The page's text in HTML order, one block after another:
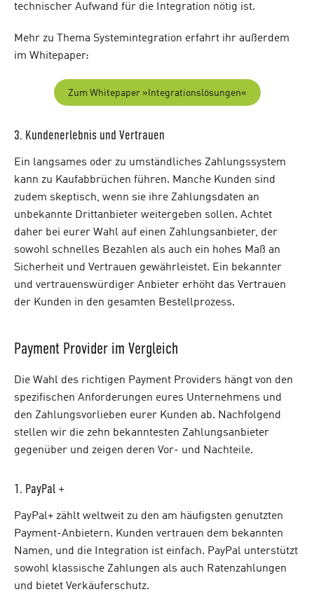
technischer Aufwand für die Integration nötig ist.
Mehr zu Thema Systemintegration erfahrt ihr außerdem
im Whitepaper:
Zum Whitepaper »Integrationslösungen«
3. Kundenerlebnis und Vertrauen
Ein langsames oder zu umständliches Zahlungssystem
kann zu Kaufabbrüchen führen. Manche Kunden sind
zudem skeptisch, wenn sie ihre Zahlungsdaten an
unbekannte Drittanbieter weitergeben sollen. Achtet
daher bei eurer Wahl auf einen Zahlungsanbieter, der
sowohl schnelles Bezahlen als auch ein hohes Maß an
Sicherheit und Vertrauen gewährleistet. Ein bekannter
und vertrauenswürdiger Anbieter erhöht das Vertrauen
der Kunden in den gesamten Bestellprozess.
Payment Provider im Vergleich
Die Wahl des richtigen Payment Providers hängt von den
spezifischen Anforderungen eures Unternehmens und
den Zahlungsvorlieben eurer Kunden ab. Nachfolgend
stellen wir die zehn bekanntesten Zahlungsanbieter
gegenüber und zeigen deren Vor- und Nachteile.
1. PayPal +
PayPal+ zählt weltweit zu den am häufigsten genutzten
Payment-Anbietern. Kunden vertrauen dem bekannten
Namen, und die Integration ist einfach. PayPal unterstützt
sowohl klassische Zahlungen als auch Ratenzahlungen
und bietet Verkäuferschutz.